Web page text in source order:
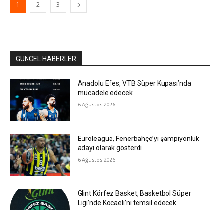
1 2 3
GÜNCEL HABERLER
Anadolu Efes, VTB Süper Kupası’nda
mücadele edecek
6 Ağustos 2026
Euroleague, Fenerbahçe’yi şampiyonluk
adayı olarak gösterdi
6 Ağustos 2026
Glint Körfez Basket, Basketbol Süper
Ligi’nde Kocaeli’ni temsil edecek